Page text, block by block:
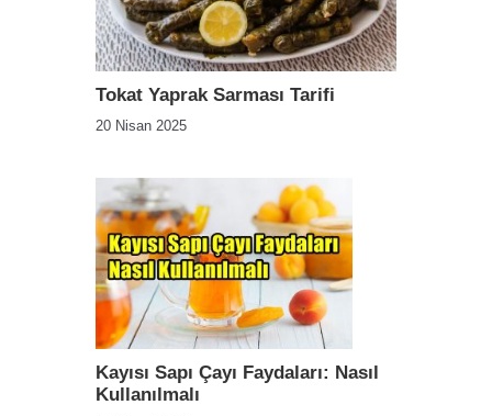
Tokat Yaprak Sarması Tarifi
20 Nisan 2025
Kayısı Sapı Çayı Faydaları: Nasıl
Kullanılmalı